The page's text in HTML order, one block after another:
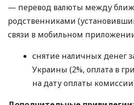
— перевод валюты между
родственниками
связи в мобильном
снятие наличных денег
Украины (2%, оплата в
на дату оплаты